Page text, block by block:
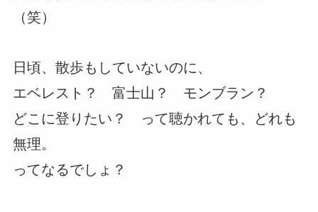
（笑）
日頃、散歩もしていないのに、
エベレスト？ 富士山？ モンブラン？
どこに登りたい？ って聴かれても、どれも
無理。
ってなるでしょ？